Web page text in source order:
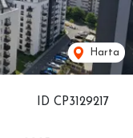
ID CP3129217
Harta